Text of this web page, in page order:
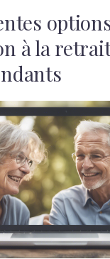
à la